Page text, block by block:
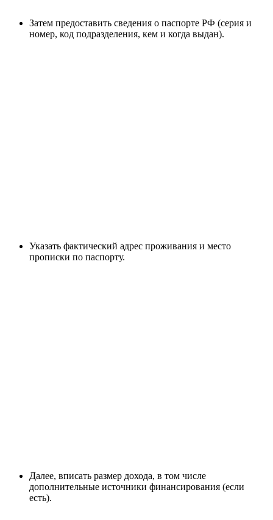
Затем предоставить сведения о паспорте РФ (серия и
номер, код подразделения, кем и когда выдан).
Указать фактический адрес проживания и место
прописки по паспорту.
Далее, вписать размер дохода, в том числе
дополнительные источники финансирования (если
есть).